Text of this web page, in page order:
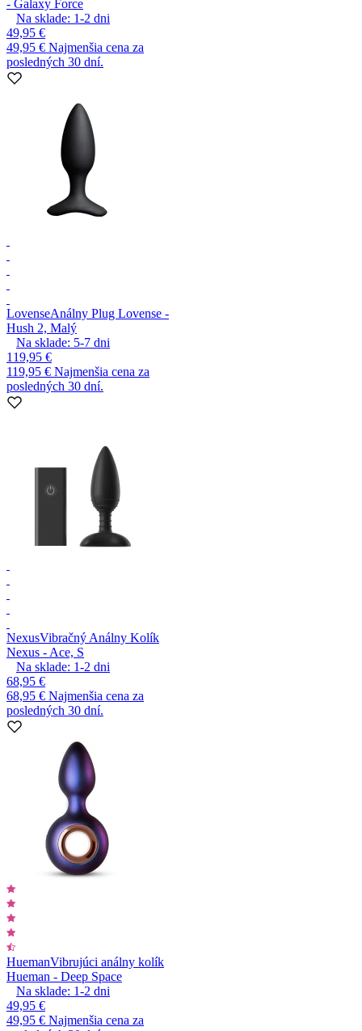
- Galaxy Force
Na sklade: 1-2 dni
49,95 €
49,95 € Najmenšia cena za
posledných 30 dní.
LovenseAnálny Plug Lovense -
Hush 2, Malý
Na sklade: 5-7 dni
119,95 €
119,95 € Najmenšia cena za
posledných 30 dní.
NexusVibračný Análny Kolík
Nexus - Ace, S
Na sklade: 1-2 dni
68,95 €
68,95 € Najmenšia cena za
posledných 30 dní.
HuemanVibrujúci análny kolík
Hueman - Deep Space
Na sklade: 1-2 dni
49,95 €
49,95 € Najmenšia cena za